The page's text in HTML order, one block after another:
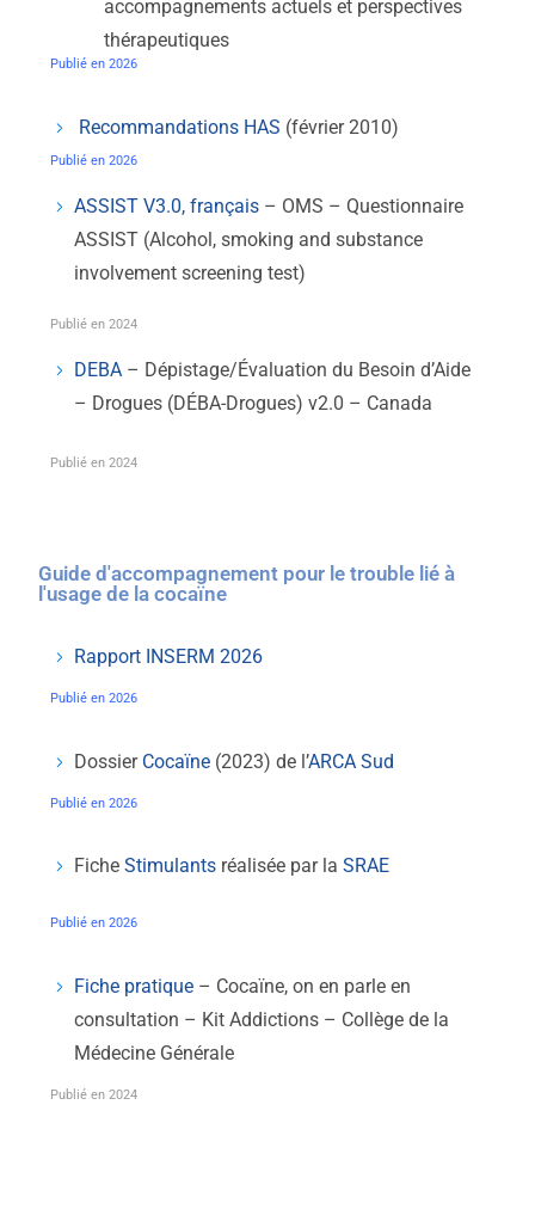
accompagnements actuels et perspectives
thérapeutiques
Publié en 2026
Recommandations HAS (février 2010)
Publié en 2026
ASSIST V3.0, français – OMS – Questionnaire
ASSIST (Alcohol, smoking and substance
involvement screening test)
Publié en 2024
DEBA – Dépistage/Évaluation du Besoin d’Aide
– Drogues (DÉBA-Drogues) v2.0 – Canada
Publié en 2024
Guide d'accompagnement pour le trouble lié à
l'usage de la cocaïne
Rapport INSERM 2026
Publié en 2026
Dossier Cocaïne (2023) de l’ARCA Sud
Publié en 2026
FicheStimulants réalisée par laSRAE
Publié en 2026
Fiche pratique – Cocaïne, on en parle en
consultation – Kit Addictions – Collège de la
Médecine Générale
Publié en 2024